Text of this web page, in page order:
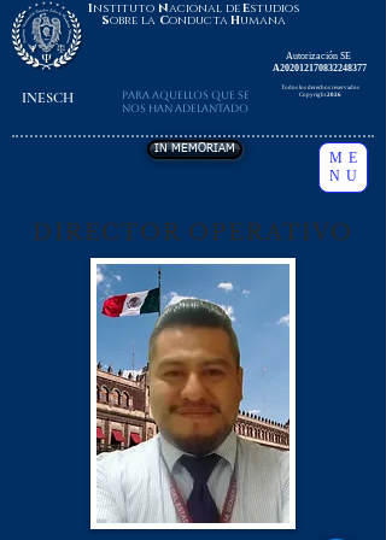
Instituto Nacional deEstudios
Sobre la ConductaHumana
IN MEMORIAM
Para aquellos que se
nos han adelantado
INESCH
Todos los derechos reservados
Copyright 2026
Autorización SE
A202012170832248377
ME
NU
DIRECTOR OPERATIVO